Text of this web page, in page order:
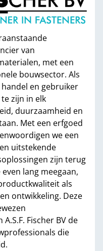
van
met een
bouwsector. Als
en gebruiker
zijn in elk
duurzaamheid en
Met een erfgoed
we een
uitstekende
zijn terug
lang meegaan,
als
ontwikkeling. Deze
Fischer BV de
die